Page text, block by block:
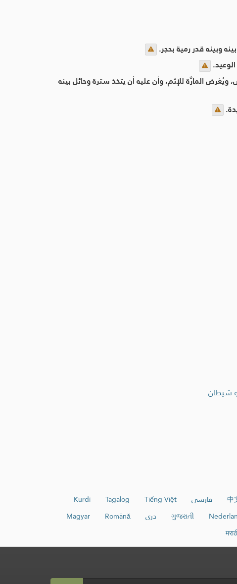
وبينه قدر رمية بحجر.
المارَّة للإثم، وأن عليه أن يتخذ سترة وحائل بينه
شيطان
中 فارسی Tiếng Việt
Tagalog
Kurdî
ગુજરાતી دری Română
Magyar